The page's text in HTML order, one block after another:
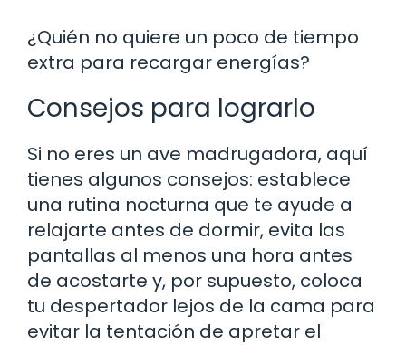
¿Quién no quiere un poco de tiempo
extra para recargar energías?
Consejos para lograrlo
Si no eres un ave madrugadora, aquí
tienes algunos consejos: establece
una rutina nocturna que te ayude a
relajarte antes de dormir, evita las
pantallas al menos una hora antes
de acostarte y, por supuesto, coloca
tu despertador lejos de la cama para
evitar la tentación de apretar el